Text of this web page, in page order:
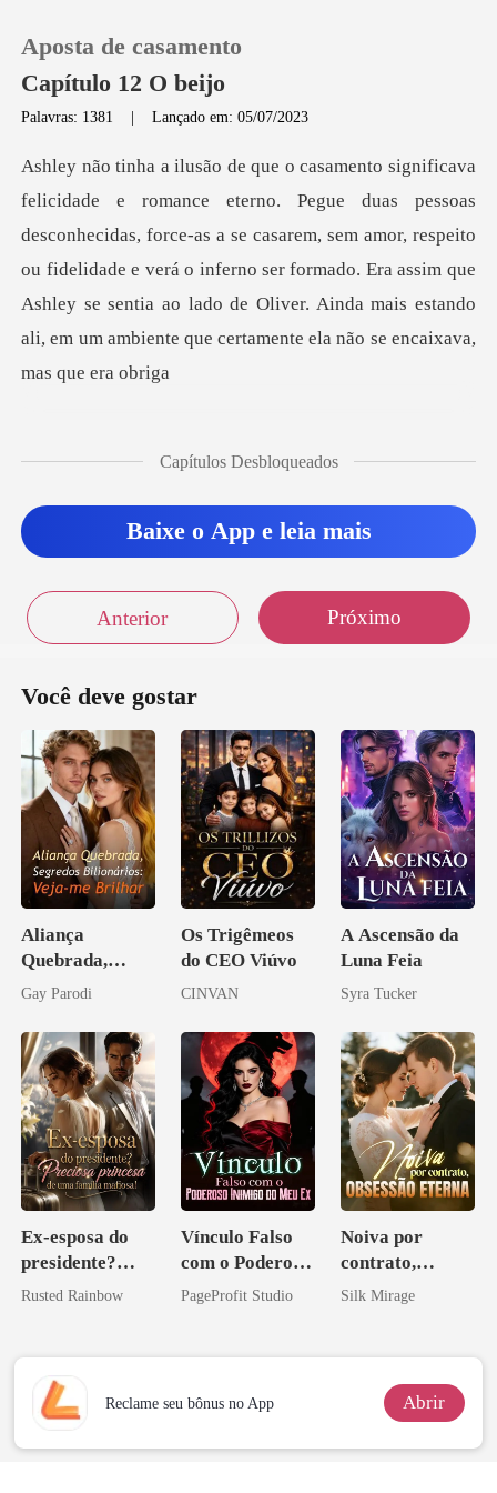
0
Loja
Aposta de casamento
Capítulo 12 O beijo
Palavras: 1381 |Lançado em: 05/07/2023
as, force-as a se casarem, sem amor, respeito
ou fidelidade e verá o inferno ser formado. Era assim que
Ashley se se
Capítulos Desbloqueados
Baixe o App e leia mais
Anterior Próximo
Você deve gostar
Aliança
Quebrada,
Segredos
Veja-me Brilhar
Gay Parodi
Os Trigêmeos
do CEO Viúvo
CINVAN
A Ascensão da
Luna Feia
Syra Tucker
Ex-esposa do
presidente?
Preciosa
mafiosa!
Rusted Rainbow
Vínculo Falso
com o Poderoso
Inimigo do Meu
PageProfit Studio
Noiva por
contrato,
obsessão eterna
Silk Mirage
Reclame seu bônus no App Abrir